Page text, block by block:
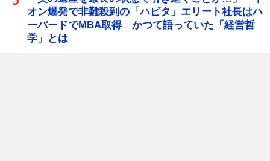
オン爆発で非難殺到の「ハビタ」エリート社長はハ
ーバードでMBA取得 かつて語っていた「経営哲
学」とは